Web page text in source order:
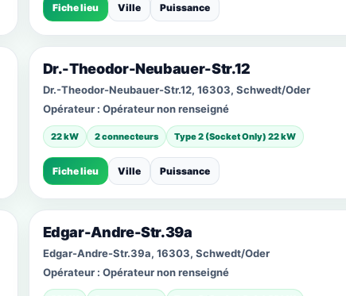
Fiche lieu Ville Puissance
Dr.-Theodor-Neubauer-Str.12
Dr.-Theodor-Neubauer-Str.12, 16303, Schwedt/Oder
Opérateur : Opérateur non renseigné
22 kW 2 connecteurs Type 2 (Socket Only) 22 kW
Fiche lieu Ville Puissance
Edgar-Andre-Str.39a
Edgar-Andre-Str.39a, 16303, Schwedt/Oder
Opérateur : Opérateur non renseigné